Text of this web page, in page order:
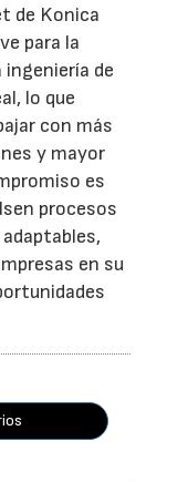
de Konica
para la
de
lo que
con más
y mayor
es
procesos
en su